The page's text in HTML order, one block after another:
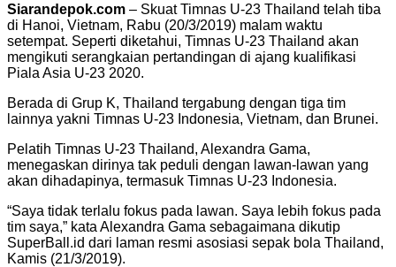
Siarandepok.com – Skuat Timnas U-23 Thailand telah tiba
di Hanoi, Vietnam, Rabu (20/3/2019) malam waktu
setempat. Seperti diketahui, Timnas U-23 Thailand akan
mengikuti serangkaian pertandingan di ajang kualifikasi
Piala Asia U-23 2020.
Berada di Grup K, Thailand tergabung dengan tiga tim
lainnya yakni Timnas U-23 Indonesia, Vietnam, dan Brunei.
Pelatih Timnas U-23 Thailand, Alexandra Gama,
menegaskan dirinya tak peduli dengan lawan-lawan yang
akan dihadapinya, termasuk Timnas U-23 Indonesia.
“Saya tidak terlalu fokus pada lawan. Saya lebih fokus pada
tim saya,” kata Alexandra Gama sebagaimana dikutip
SuperBall.id dari laman resmi asosiasi sepak bola Thailand,
Kamis (21/3/2019).